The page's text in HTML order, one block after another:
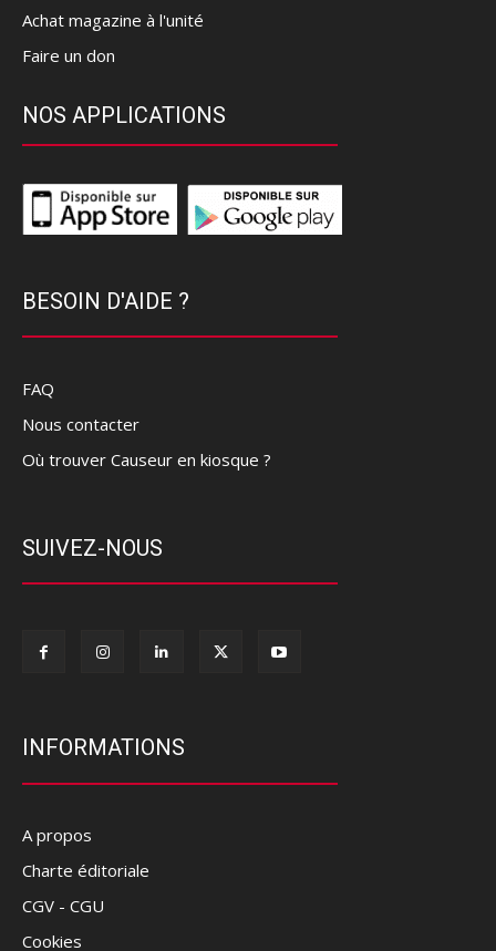
Achat magazine à l'unité
Faire un don
NOS APPLICATIONS
BESOIN D'AIDE ?
FAQ
Nous contacter
Où trouver Causeur en kiosque ?
SUIVEZ-NOUS
INFORMATIONS
A propos
Charte éditoriale
CGV - CGU
Cookies